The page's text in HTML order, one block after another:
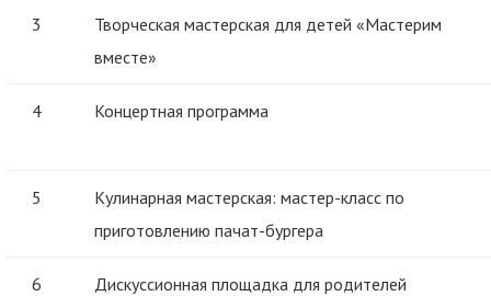
3
Творческая мастерская для детей «Мастерим
вместе»
4 Концертная программа
5
Кулинарная мастерская: мастер-класс по
приготовлению пачат-бургера
6 Дискуссионная площадка для родителей